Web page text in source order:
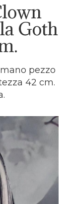
Goth
pezzo
42 cm.